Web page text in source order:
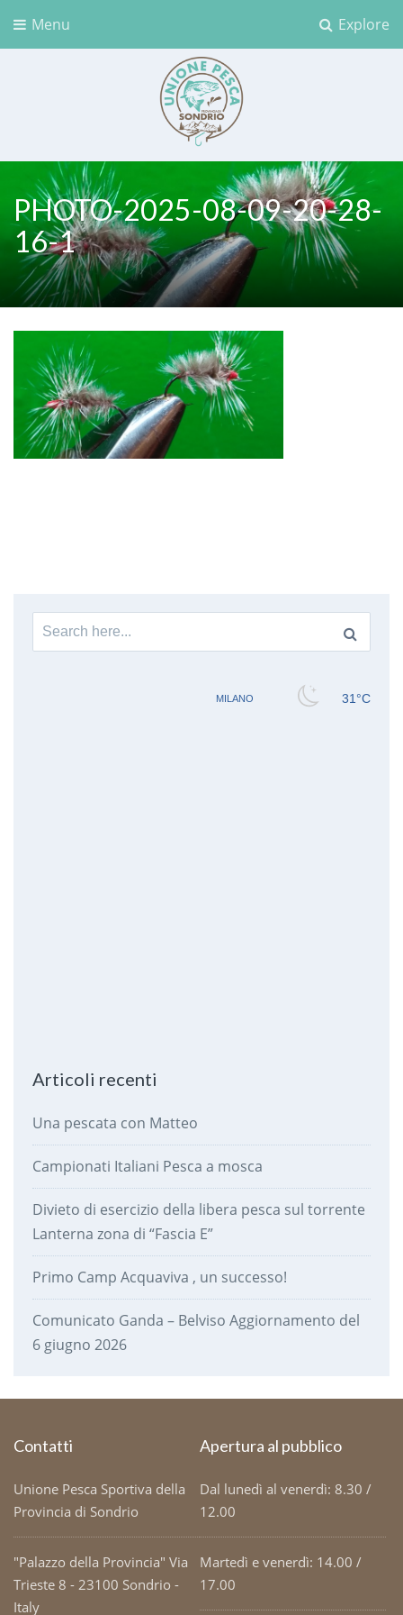
Explore
Menu
Unione Pesca Sondrio
PHOTO-2025-08-09-20-28-
16-1
Search
for:
Articoli recenti
Una pescata con Matteo
Campionati Italiani Pesca a mosca
Divieto di esercizio della libera pesca sul torrente
Lanterna zona di “Fascia E”
Primo Camp Acquaviva , un successo!
Comunicato Ganda – Belviso Aggiornamento del
6 giugno 2026
Contatti
Unione Pesca Sportiva della
Provincia di Sondrio
"Palazzo della Provincia" Via
Trieste 8 - 23100 Sondrio -
Italy
Apertura al pubblico
Dal lunedì al venerdì: 8.30 /
12.00
Martedì e venerdì: 14.00 /
17.00